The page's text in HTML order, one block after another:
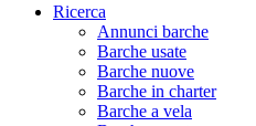
Ricerca
Annunci barche
Barche usate
Barche nuove
Barche in charter
Barche a vela